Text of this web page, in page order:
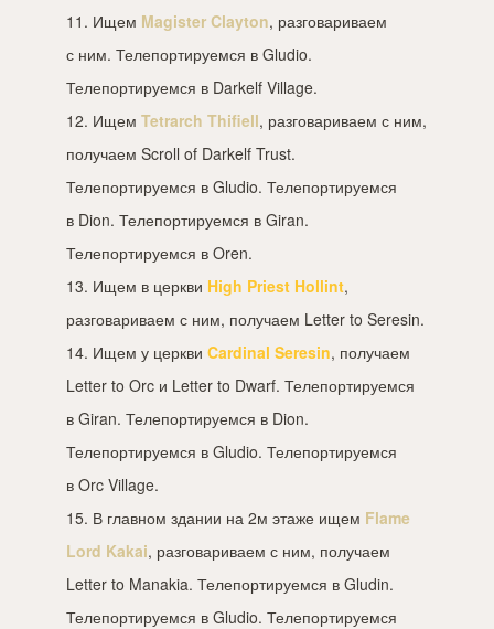
11. Ищем Magister Clayton, разговариваем
с ним. Телепортируемся в Gludio.
Телепортируемся в Darkelf Village.
12. Ищем Tetrarch Thifiell, разговариваем с ним,
получаем Scroll of Darkelf Trust.
Телепортируемся в Gludio. Телепортируемся
в Dion. Телепортируемся в Giran.
Телепортируемся в Oren.
13. Ищем в церкви High Priest Hollint,
разговариваем с ним, получаем Letter to Seresin.
14. Ищем у церкви Cardinal Seresin, получаем
Letter to Orc и Letter to Dwarf. Телепортируемся
в Giran. Телепортируемся в Dion.
Телепортируемся в Gludio. Телепортируемся
в Orc Village.
15. В главном здании на 2м этаже ищем Flame
Lord Kakai, разговариваем с ним, получаем
Letter to Manakia. Телепортируемся в Gludin.
Телепортируемся в Gludio. Телепортируемся